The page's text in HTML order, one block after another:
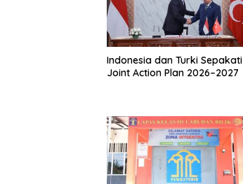
Indonesia dan Turki Sepakati
Joint Action Plan 2026–2027